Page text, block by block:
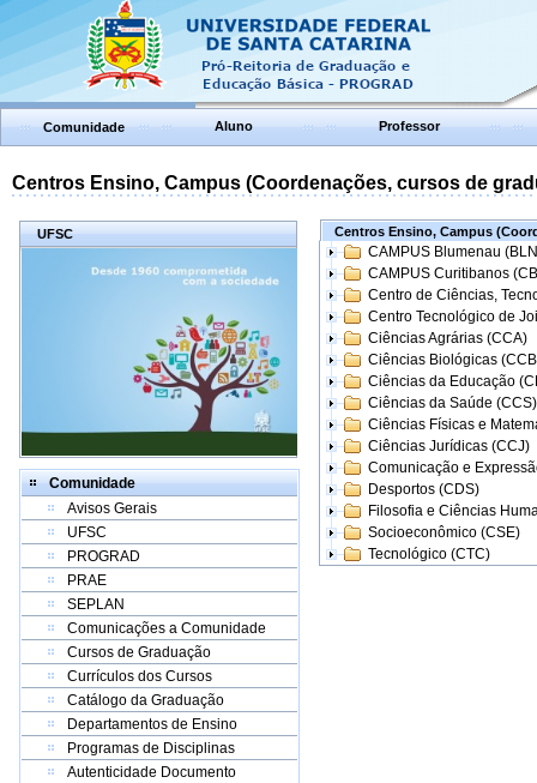
Comunidade Aluno Professor
Centros Ensino, Campus (Coordenações, cursos de
UFSC
Comunidade
Avisos Gerais
UFSC
PROGRAD
PRAE
SEPLAN
Comunicações a Comunidade
Cursos de Graduação
Currículos dos Cursos
Catálogo da Graduação
Departamentos de Ensino
Programas de Disciplinas
Autenticidade Documento
Centros Ensino, Campus
CAMPUS Blumenau
CAMPUS Curitibanos
Centro de Ciências,
Centro Tecnológico de
Ciências Agrárias (CCA)
Ciências Biológicas
Ciências da Educação
Ciências da Saúde (CCS)
Ciências Físicas e
Ciências Jurídicas (CCJ)
Comunicação e
Desportos (CDS)
Filosofia e Ciências
Socioeconômico (CSE)
Tecnológico (CTC)